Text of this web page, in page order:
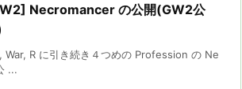
Necromancer の公開(GW2公
War, R に引き続き４つめの Profession の Ne
...